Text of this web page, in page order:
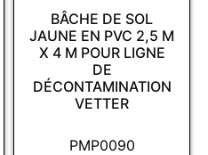
PMP0090
BÂCHE DE SOL
JAUNE EN PVC 2,5 M
X 4 M POUR LIGNE
DE
DÉCONTAMINATION
VETTER